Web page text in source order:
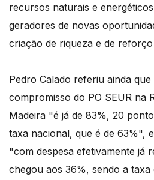
recursos naturais e
geradores de novas
criação de riqueza e de
Pedro Calado referiu ainda que
compromisso do PO SEUR na
Madeira "é já de 83%, 20
taxa nacional, que é de 63%",
"com despesa efetivamente já
chegou aos 36%, sendo a